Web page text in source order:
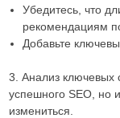
Убедитесь, что
рекомендациям
Добавьте
3. Анализ ключевых
успешного SEO, но
измениться.